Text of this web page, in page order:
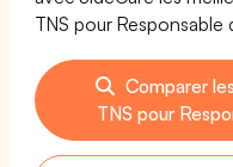
TNS pour
Comparer
TNS pour